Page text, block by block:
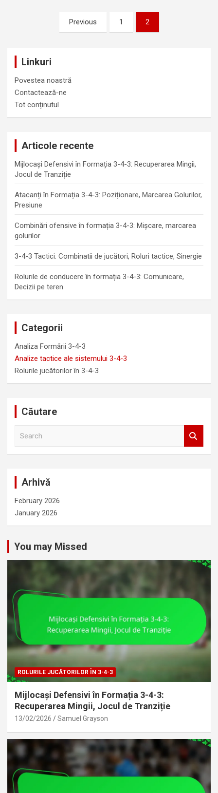
pagination
Previous 1 2
Linkuri
Povestea noastră
Contactează-ne
Tot conținutul
Articole recente
Mijlocași Defensivi în Formația 3-4-3: Recuperarea Mingii,
Jocul de Tranziție
Atacanți în Formația 3-4-3: Poziționare, Marcarea Golurilor,
Presiune
Combinări ofensive în formația 3-4-3: Mișcare, marcarea
golurilor
3-4-3 Tactici: Combinatii de jucători, Roluri tactice, Sinergie
Rolurile de conducere în formația 3-4-3: Comunicare,
Decizii pe teren
Categorii
Analiza Formării 3-4-3
Analize tactice ale sistemului 3-4-3
Rolurile jucătorilor în 3-4-3
Căutare
Arhivă
February 2026
January 2026
You may Missed
ROLURILE JUCĂTORILOR ÎN 3-4-3
Mijlocași Defensivi în Formația 3-4-3:
Recuperarea Mingii, Jocul de Tranziție
13/02/2026 Samuel Grayson